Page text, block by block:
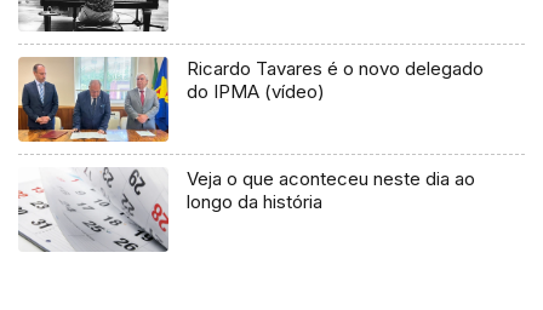
Ricardo Tavares é o novo delegado
do IPMA (vídeo)
Veja o que aconteceu neste dia ao
longo da história